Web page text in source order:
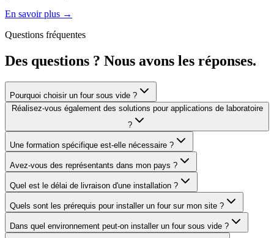
En savoir plus →
Questions fréquentes
Des questions ? Nous avons les réponses.
Pourquoi choisir un four sous vide ?
Réalisez-vous également des solutions pour applications de laboratoire
?
Une formation spécifique est-elle nécessaire ?
Avez-vous des représentants dans mon pays ?
Quel est le délai de livraison d'une installation ?
Quels sont les prérequis pour installer un four sur mon site ?
Dans quel environnement peut-on installer un four sous vide ?